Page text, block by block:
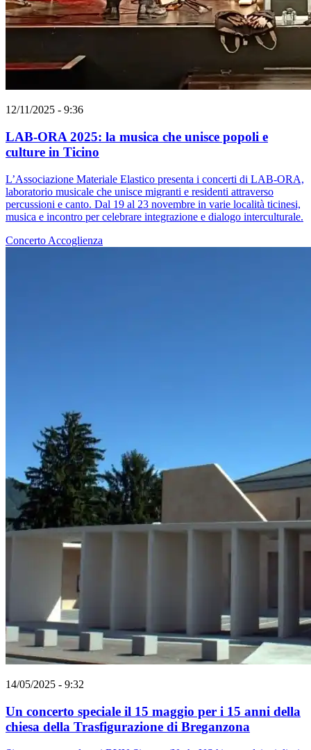
12/11/2025 - 9:36
LAB-ORA 2025: la musica che unisce popoli e
culture in Ticino
L’Associazione Materiale Elastico presenta i concerti di LAB-ORA,
laboratorio musicale che unisce migranti e residenti attraverso
percussioni e canto. Dal 19 al 23 novembre in varie località ticinesi,
musica e incontro per celebrare integrazione e dialogo interculturale.
Concerto Accoglienza
14/05/2025 - 9:32
Un concerto speciale il 15 maggio per i 15 anni della
chiesa della Trasfigurazione di Breganzona